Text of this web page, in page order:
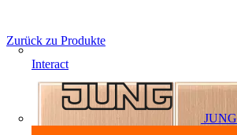
Interact
JUNG
Zurück zu Produkte